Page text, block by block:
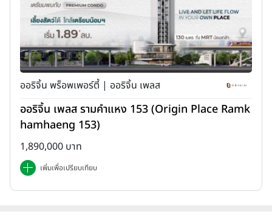
ออริจิ้น พร็อพเพอร์ตี้ | ออริจิ้น เพลส
ออริจิ้น เพลส รามคำแหง 153 (Origin Place Ramk
hamhaeng 153)
1,890,000 บาท
เพิ่มเพื่อเปรียบเทียบ